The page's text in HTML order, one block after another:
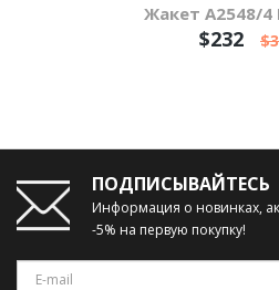
Жакет А2548/4
$232
ПОДПИСЫВАЙТЕСЬ
Информация о новинках,
-5% на первую покупку!